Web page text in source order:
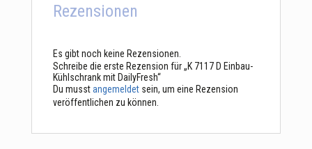
Rezensionen
Es gibt noch keine Rezensionen.
Schreibe die erste Rezension für „K 7117 D Einbau-
Kühlschrank mit DailyFresh“
Du musstangemeldetsein, um eine Rezension
veröffentlichen zu können.